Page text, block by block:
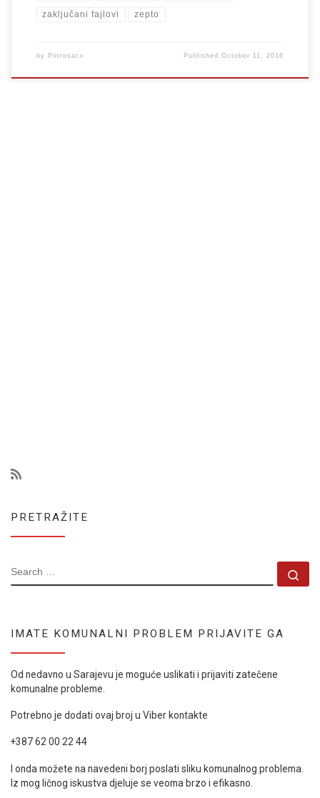
zaključani fajlovi zepto
by Potrosacx PublishedOctober 11, 2016
PRETRAŽITE
SEARCH
IMATE KOMUNALNI PROBLEM PRIJAVITE GA
Od nedavno u Sarajevu je moguće uslikati i prijaviti zatečene
komunalne probleme.
Potrebno je dodati ovaj broj u Viber kontakte
+387 62 00 22 44
I onda možete na navedeni borj poslati sliku komunalnog problema.
Iz mog ličnog iskustva djeluje se veoma brzo i efikasno.